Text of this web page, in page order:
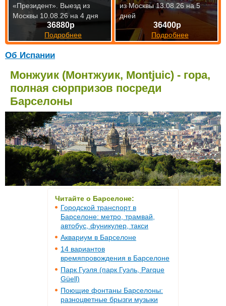
Об Испании
Монжуик (Монтжуик, Montjuic) - гора,
полная сюрпризов посреди
Барселоны
Читайте о Барселоне:
Городской транспорт в
Барселоне: метро, трамвай,
автобус, фуникулер, такси
Аквариум в Барселоне
14 вариантов
времяпровождения в Барселоне
Парк Гуэля (парк Гуэль, Parque
Güell)
Поющие фонтаны Барселоны:
разноцветные брызги музыки
36880р
Подробнее
«Президент». Выезд из
Москвы 10.08.26 на 4 дня
36400р
Подробнее
из Москвы 13.08.26 на 5
дней